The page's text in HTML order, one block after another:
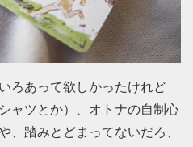
ろあって欲しかったけれど
ャツとか）、オトナの自制心
、踏みとどまってないだろ、